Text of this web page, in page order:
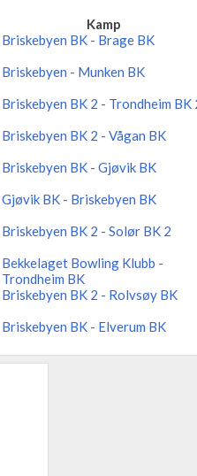
Kamp
Briskebyen BK - Brage BK
Briskebyen - Munken BK
Briskebyen BK 2 - Trondheim BK
Briskebyen BK 2 - Vågan BK
Briskebyen BK - Gjøvik BK
Gjøvik BK - Briskebyen BK
Briskebyen BK 2 - Solør BK 2
Bekkelaget Bowling Klubb -
Trondheim BK
Briskebyen BK 2 - Rolvsøy BK
Briskebyen BK - Elverum BK